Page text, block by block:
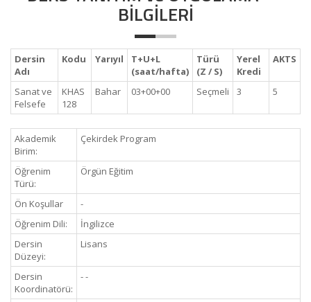
BİLGİLERİ
Dersin
Adı
Kodu Yarıyıl
T+U+L
(saat/hafta)
Türü
(Z / S)
Yerel
Kredi
AKTS
Sanat ve
Felsefe
KHAS
128
Bahar 03+00+00 Seçmeli 3 5
Akademik
Birim:
Çekirdek Program
Öğrenim
Türü:
Örgün Eğitim
Ön Koşullar
-
Öğrenim Dili:
İngilizce
Dersin
Düzeyi:
Lisans
Dersin
Koordinatörü:
- -